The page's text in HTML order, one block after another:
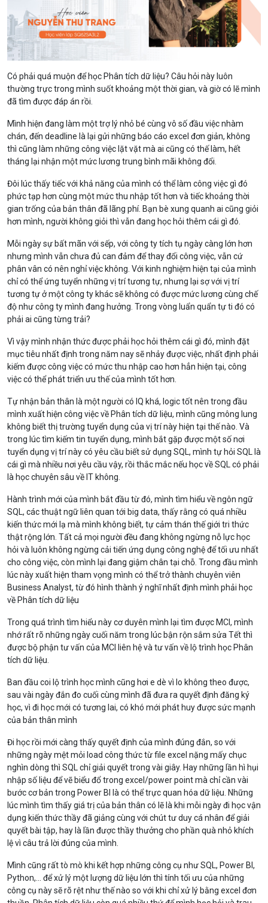
Có phải quá muộn để học Phân tích dữ liệu? Câu hỏi này luôn
thường trực trong mình suốt khoảng một thời gian, và giờ có lẽ mình
đã tìm được đáp án rồi.
Mình hiện đang làm một trợ lý nhỏ bé cùng vô số đầu việc nhàm
chán, đến deadline là lại gửi những báo cáo excel đơn giản, không
thì cũng làm những công việc lặt vặt mà ai cũng có thế làm, hết
tháng lại nhận một mức lương trung bình mãi không đổi.
Đôi lúc thấy tiếc với khả năng của mình có thể làm công việc gì đó
phức tạp hơn cùng một mức thu nhập tốt hơn và tiếc khoảng thời
gian trống của bản thân đã lãng phí. Bạn bè xung quanh ai cũng giỏi
hơn mình, người không giỏi thì vẫn đang học hỏi thêm cái gì đó.
Mỗi ngày sự bất mãn với sếp, với công ty tích tụ ngày càng lớn hơn
nhưng mình vẫn chưa đủ can đảm để thay đổi công việc, vẫn cứ
phân vân có nên nghỉ việc không. Với kinh nghiệm hiện tại của mình
chỉ có thể ứng tuyển những vị trí tương tự, nhưng lại sợ với vị trí
tương tự ở một công ty khác sẽ không có được mức lương cùng chế
độ như công ty mình đang hưởng. Trong vòng luẩn quẩn tự ti đó có
phải ai cũng từng trải?
Vì vậy mình nhận thức được phải học hỏi thêm cái gì đó, mình đặt
mục tiêu nhất định trong năm nay sẽ nhảy được việc, nhất định phải
kiếm được công việc có mức thu nhập cao hơn hẳn hiện tại, công
việc có thể phát triển ưu thế của mình tốt hơn.
Tự nhận bản thân là một người có IQ khá, logic tốt nên trong đầu
mình xuất hiện công việc về Phân tích dữ liệu, mình cũng mông lung
không biết thị trường tuyển dụng của vị trí này hiện tại thế nào. Và
trong lúc tìm kiếm tin tuyển dụng, mình bắt gặp được một số nơi
tuyển dụng vị trí này có yêu cầu biết sử dụng SQL, mình tự hỏi SQL là
cái gì mà nhiều nơi yêu cầu vậy, rồi thắc mắc nếu học về SQL có phải
là học chuyên sâu về IT không.
Hành trình mới của mình bắt đầu từ đó, mình tìm hiểu về ngôn ngữ
SQL, các thuật ngữ liên quan tới big data, thấy rằng có quá nhiều
kiến thức mới lạ mà mình không biết, tự cảm thán thế giới tri thức
thật rộng lớn. Tất cả mọi người đều đang không ngừng nỗ lực học
hỏi và luôn không ngừng cải tiến ứng dụng công nghệ để tối ưu nhất
cho công việc, còn mình lại đang giậm chân tại chỗ. Trong đầu mình
lúc này xuất hiện tham vọng mình có thể trở thành chuyên viên
Business Analyst, từ đó hình thành ý nghĩ nhất định mình phải học
về Phân tích dữ liệu
Trong quá trình tìm hiểu này cơ duyên mình lại tìm được MCI, mình
nhớ rất rõ những ngày cuối năm trong lúc bận rộn sắm sửa Tết thì
được bộ phận tư vấn của MCI liên hệ và tư vấn về lộ trình học Phân
tích dữ liệu.
Ban đầu coi lộ trình học mình cũng hơi e dè vì lo không theo được,
sau vài ngày đắn đo cuối cùng mình đã đưa ra quyết định đăng ký
học, vì đi học mới có tương lai, có khó mới phát huy được sức mạnh
của bản thân mình
Đi học rồi mới càng thấy quyết định của mình đúng đắn, so với
những ngày mệt mỏi load công thức từ file excel nặng mấy chục
nghìn dòng thì SQL chỉ giải quyết trong vài giây. Hay những lần hì hụi
nhập số liệu để vẽ biểu đổ trong excel/power point mà chỉ cần vài
bước cơ bản trong Power BI là có thể trực quan hóa dữ liệu. Những
lúc mình tìm thấy giá trị của bản thân có lẽ là khi mỗi ngày đi học vận
dụng kiến thức thầy đã giảng cùng với chút tư duy cá nhân để giải
quyết bài tập, hay là lần được thầy thưởng cho phần quà nhỏ khích
lệ vì câu trả lời đúng của mình.
Mình cũng rất tò mò khi kết hợp những công cụ như SQL, Power BI,
Python,... để xử lý một lượng dữ liệu lớn thì tính tối ưu của những
công cụ này sẽ rõ rệt như thế nào so với khi chỉ xử lý bằng excel đơn